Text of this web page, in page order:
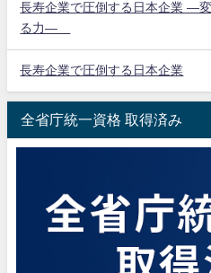
長寿企業で圧倒する日本企業 ―
る力―
長寿企業で圧倒する日本企業
全省庁統一資格 取得済み